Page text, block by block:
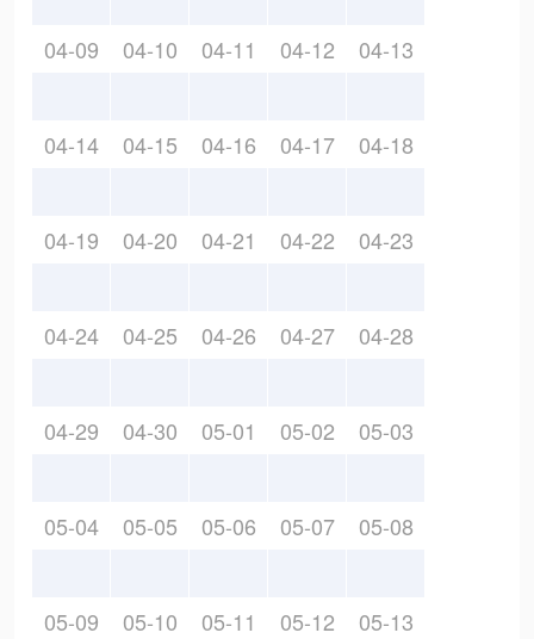
04-09 04-10 04-11 04-12 04-13
04-14 04-15 04-16 04-17 04-18
04-19 04-20 04-21 04-22 04-23
04-24 04-25 04-26 04-27 04-28
04-29 04-30 05-01 05-02 05-03
05-04 05-05 05-06 05-07 05-08
05-09 05-10 05-11 05-12 05-13